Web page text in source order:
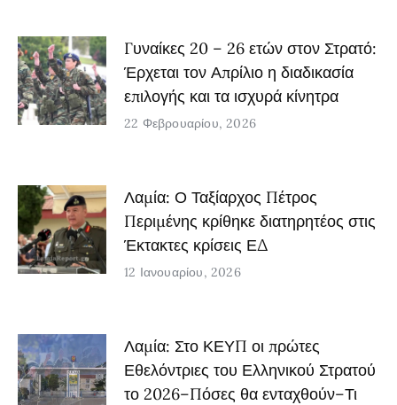
Γυναίκες 20 – 26 ετών στον Στρατό:
Έρχεται τον Απρίλιο η διαδικασία
επιλογής και τα ισχυρά κίνητρα
22 Φεβρουαρίου, 2026
Λαμία: Ο Ταξίαρχος Πέτρος
Περιμένης κρίθηκε διατηρητέος στις
Έκτακτες κρίσεις ΕΔ
12 Ιανουαρίου, 2026
Λαμία: Στο ΚΕΥΠ οι πρώτες
Εθελόντριες του Ελληνικού Στρατού
το 2026–Πόσες θα ενταχθούν–Τι